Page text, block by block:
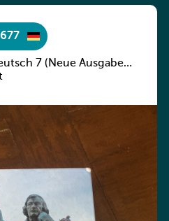
7 (Neue Ausgabe